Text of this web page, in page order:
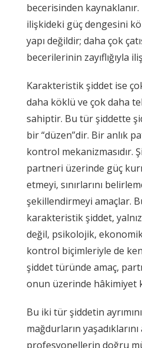
becerisinden
ilişkideki güç dengesini
yapı değildir; daha çok
becerilerinin zayıflığıyla
Karakteristik şiddet ise
daha köklü ve çok daha
sahiptir. Bu tür şiddette
bir “düzen”dir. Bir anlık
kontrol mekanizmasıdır.
partneri üzerinde güç
etmeyi, sınırlarını
şekillendirmeyi amaçlar.
karakteristik şiddet,
değil, psikolojik,
kontrol biçimleriyle de
şiddet türünde amaç,
onun üzerinde hâkimiyet
Bu iki tür şiddetin
mağdurların
profesyonellerin doğru